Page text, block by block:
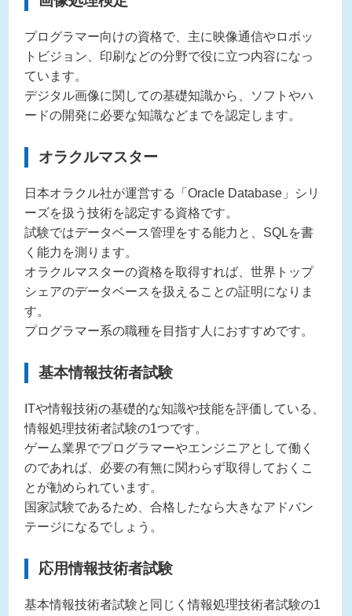
プログラマー向けの資格で、主に映像通信やロボッ
トビジョン、印刷などの分野で役に立つ内容になっ
ています。
デジタル画像に関しての基礎知識から、ソフトやハ
ードの開発に必要な知識などまでを認定します。
オラクルマスター
日本オラクル社が運営する「Oracle Database」シリ
ーズを扱う技術を認定する資格です。
試験ではデータベース管理をする能力と、SQLを書
く能力を測ります。
オラクルマスターの資格を取得すれば、世界トップ
シェアのデータベースを扱えることの証明になりま
す。
プログラマー系の職種を目指す人におすすめです。
基本情報技術者試験
ITや情報技術の基礎的な知識や技能を評価している、
情報処理技術者試験の1つです。
ゲーム業界でプログラマーやエンジニアとして働く
のであれば、必要の有無に関わらず取得しておくこ
とが勧められています。
国家試験であるため、合格したなら大きなアドバン
テージになるでしょう。
応用情報技術者試験
基本情報技術者試験と同じく情報処理技術者試験の1